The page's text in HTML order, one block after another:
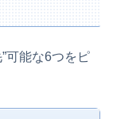
可能な6つをピ